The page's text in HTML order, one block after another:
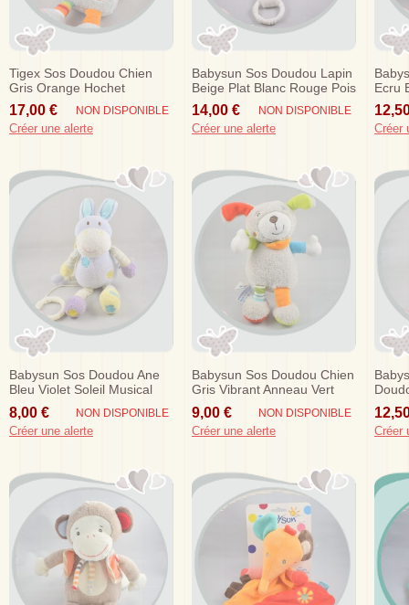
Tigex Sos Doudou Chien
Gris Orange Hochet
17,00 € NON DISPONIBLE
Créer une alerte
Babysun Sos Doudou Lapin
Beige Plat Blanc Rouge Pois
Oocean Club
14,00 € NON DISPONIBLE
Créer une alerte
Ecru
18
Créer
Babysun Sos Doudou Ane
Bleu Violet Soleil Musical
8,00 € NON DISPONIBLE
Créer une alerte
Babysun Sos Doudou Chien
Gris Vibrant Anneau Vert
9,00 € NON DISPONIBLE
Créer une alerte Créer